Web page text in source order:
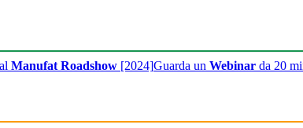
Manufat Roadshow [2024]Guarda un Webinar da 20